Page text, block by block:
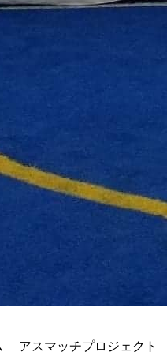
アスマッチプロジェクト